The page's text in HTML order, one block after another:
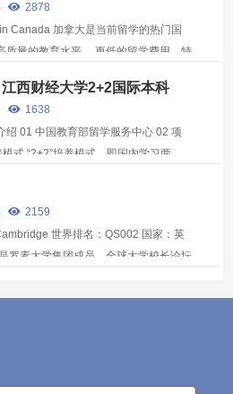
行列中。在...
2878
Canada 加拿大是当前留学的热门国
质量的教育水平， 更低的留学费用，特
abroad in Canada 加拿大拥有世界领
大学和研究机...
江西财经大学2+2国际本科
斯库克大学项目（新加坡方
1638
绍 01 中国教育部留学服务中心 02 项
式 “2+2”培养模式，即国内学习两
大学进行语言强化培训和专业基础课程
江西财经大学...
2159
世界排名：QS002 国家：英
罗素大学集团成员，全球大学校长论坛
老的大学，前身是一个于1209年成立